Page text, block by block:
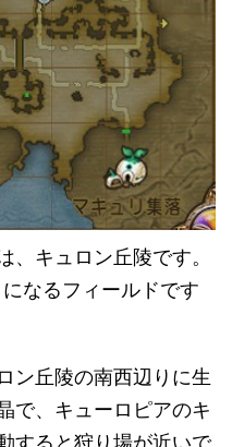
、キュロン丘陵です。
なるフィールドです
ン丘陵の南西辺りに生
で、キューロピアのキ
すると狩り場が近いで